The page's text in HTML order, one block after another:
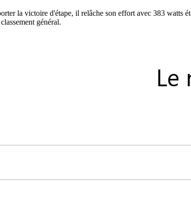
la victoire d'étape, il relâche son effort avec 383
général.